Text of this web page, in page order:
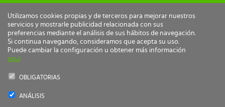
tiendaonline@ecologicaldrive.com
Utilizamos cookies propias y de terceros para mejorar nuestros
servicios y mostrarle publicidad relacionada con sus
preferencias mediante el análisis de sus hábitos de navegación.
Si continua navegando, consideramos que acepta su uso.
Puede cambiar la configuración u obtener más información
aquí
OBLIGATORIAS
ANÁLISIS